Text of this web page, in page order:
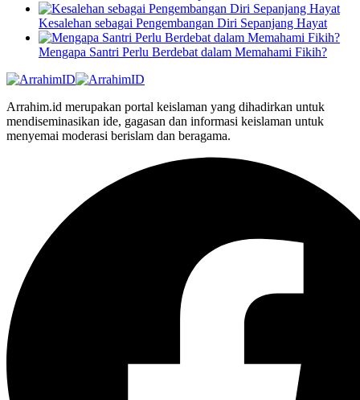
Kesalehan sebagai Pengembangan Diri Sepanjang Hayat
Mengapa Santri Perlu Berdebat dalam Memahami Fikih?
Arrahim.id merupakan portal keislaman yang dihadirkan untuk
mendiseminasikan ide, gagasan dan informasi keislaman untuk
menyemai moderasi berislam dan beragama.